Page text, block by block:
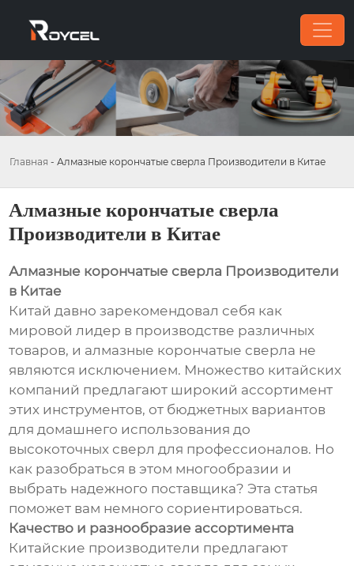
Главная - Алмазные корончатые сверла Производители в Китае
Алмазные корончатые сверла
Производители в Китае
Алмазные корончатые сверла Производители
в Китае
Китай давно зарекомендовал себя как
мировой лидер в производстве различных
товаров, и алмазные корончатые сверла не
являются исключением. Множество китайских
компаний предлагают широкий ассортимент
этих инструментов, от бюджетных вариантов
для домашнего использования до
высокоточных сверл для профессионалов. Но
как разобраться в этом многообразии и
выбрать надежного поставщика? Эта статья
поможет вам немного сориентироваться.
Качество и разнообразие ассортимента
Китайские производители предлагают